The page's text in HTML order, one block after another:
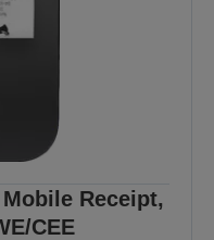
Receipt,
CEE